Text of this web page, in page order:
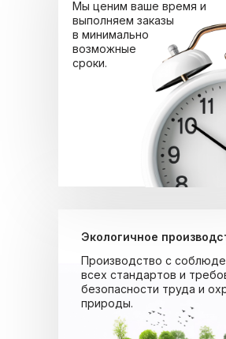
Производство с
всех стандартов и
безопасности труда и
природы.
Мы ценим ваше время и
выполняем заказы
в минимально
возможные
сроки.
Экологичное